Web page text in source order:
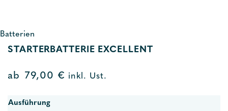
Batterien
STARTERBATTERIE EXCELLENT
ab 79,00 € inkl. Ust.
Ausführung